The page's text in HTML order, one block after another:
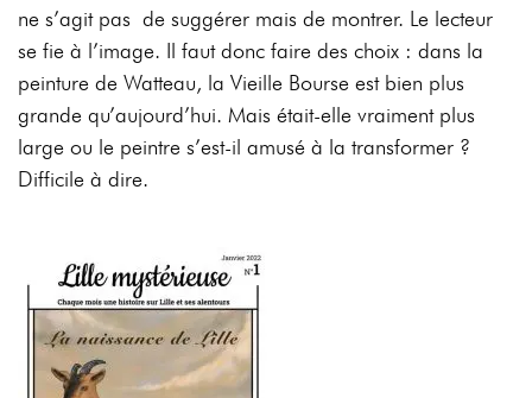
ne s’agit pas de suggérer mais de montrer. Le lecteur
se fie à l’image. Il faut donc faire des choix : dans la
peinture de Watteau, la Vieille Bourse est bien plus
grande qu’aujourd’hui. Mais était-elle vraiment plus
large ou le peintre s’est-il amusé à la transformer ?
Difficile à dire.